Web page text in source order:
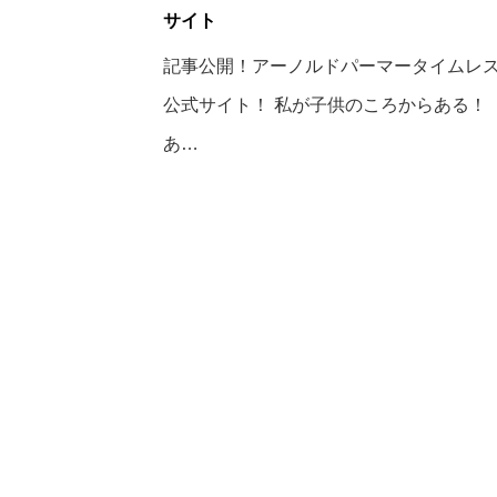
サイト
記事公開！アーノルドパーマータイムレス
公式サイト！ 私が子供のころからある！
あ…